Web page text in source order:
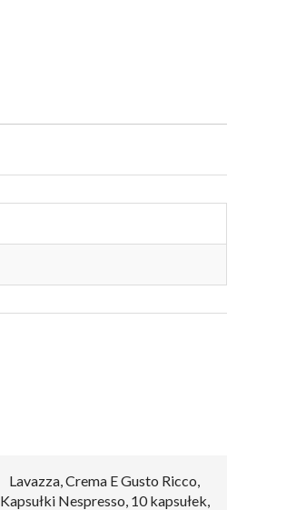
Lavazza, Crema E Gusto Ricco,
Kapsułki Nespresso, 10 kapsułek,